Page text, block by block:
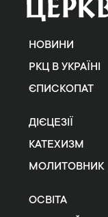
НОВИНИ
РКЦ В УКРАЇНІ
ЄПИСКОПАТ
ДІЄЦЕЗІЇ
КАТЕХИЗМ
МОЛИТОВНИК
ОСВІТА